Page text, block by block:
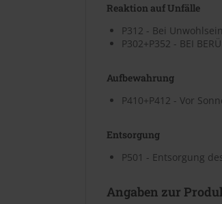
Reaktion auf Unfälle
P312 - Bei
P302+P352 - BEI
Aufbewahrung
P410+P412 - Vor
Entsorgung
P501 - Entsorgung
Angaben zur